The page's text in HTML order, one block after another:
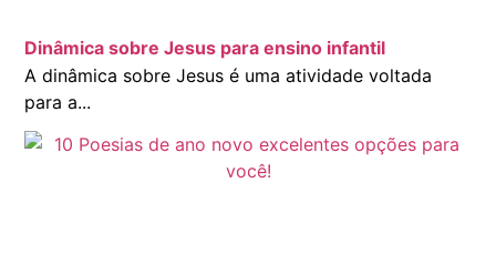
Dinâmica sobre Jesus para ensino infantil
A dinâmica sobre Jesus é uma atividade voltada
para a...